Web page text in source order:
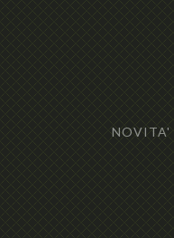
NOVITA'